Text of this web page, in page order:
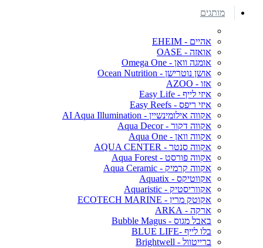
מותגים
אהיים - EHEIM
אואזה - OASE
אומגה וואן - Omega One
אושן נוטרישן - Ocean Nutrition
אזו - AZOO
איזי לייף - Easy Life
איזי ריפס - Easy Reefs
אקווה אילומינשיין - AI Aqua Illumination
אקווה דקור - Aqua Decor
אקווה וואן - Aqua One
אקווה סנטר - AQUA CENTER
אקווה פורסט - Aqua Forest
אקווה קרמיק - Aqua Ceramic
אקווטיקס - Aquatix
אקווריסטיק - Aquaristic
אקוטק מרין - ECOTECH MARINE
ארקה - ARKA
באבל מגוס - Bubble Magus
בלו לייף -BLUE LIFE
ברייטוול - Brightwell